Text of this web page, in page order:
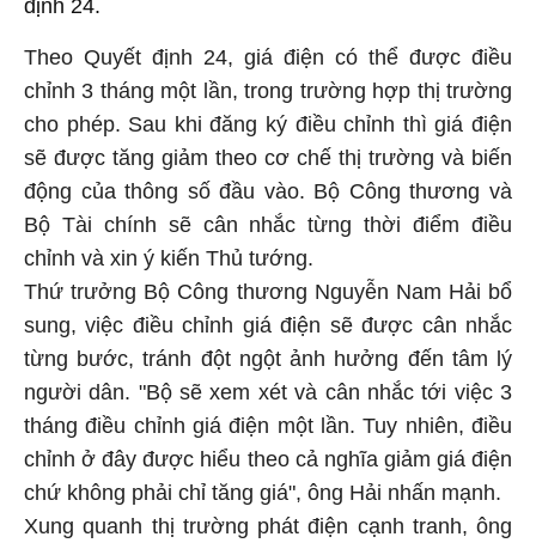
định 24.
Theo Quyết định 24, giá điện có thể được điều
chỉnh 3 tháng một lần, trong trường hợp thị trường
cho phép. Sau khi đăng ký điều chỉnh thì giá điện
sẽ được tăng giảm theo cơ chế thị trường và biến
động của thông số đầu vào. Bộ Công thương và
Bộ Tài chính sẽ cân nhắc từng thời điểm điều
chỉnh và xin ý kiến Thủ tướng.
Thứ trưởng Bộ Công thương Nguyễn Nam Hải bổ
sung, việc điều chỉnh giá điện sẽ được cân nhắc
từng bước, tránh đột ngột ảnh hưởng đến tâm lý
người dân. "Bộ sẽ xem xét và cân nhắc tới việc 3
tháng điều chỉnh giá điện một lần. Tuy nhiên, điều
chỉnh ở đây được hiểu theo cả nghĩa giảm giá điện
chứ không phải chỉ tăng giá", ông Hải nhấn mạnh.
Xung quanh thị trường phát điện cạnh tranh, ông